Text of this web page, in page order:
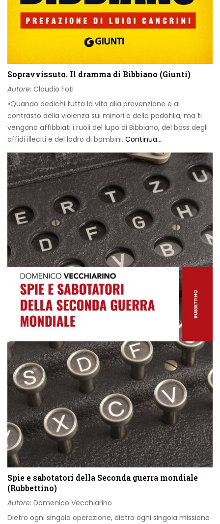
Sopravvissuto. Il dramma di Bibbiano (Giunti)
Autore: Claudio Foti
«Quando dedichi tutta la vita alla prevenzione e al
contrasto della violenza sui minori e della pedofilia, ma ti
vengono affibbiati i ruoli del lupo di Bibbiano, del boss degli
affidi illeciti e del ladro di bambini. Continua...
Spie e sabotatori della Seconda guerra mondiale
(Rubbettino)
Autore: Domenico Vecchiarino
Dietro ogni singola operazione, dietro ogni singola missione